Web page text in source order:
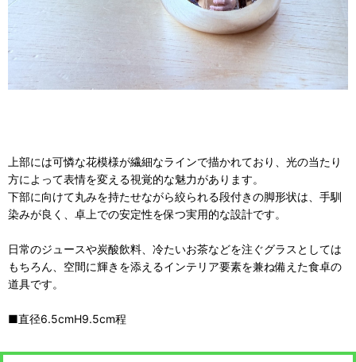
上部には可憐な花模様が繊細なラインで描かれており、光の当たり
方によって表情を変える視覚的な魅力があります。
下部に向けて丸みを持たせながら絞られる段付きの脚形状は、手馴
染みが良く、卓上での安定性を保つ実用的な設計です。
日常のジュースや炭酸飲料、冷たいお茶などを注ぐグラスとしては
もちろん、空間に輝きを添えるインテリア要素を兼ね備えた食卓の
道具です。
■直径6.5cmH9.5cm程